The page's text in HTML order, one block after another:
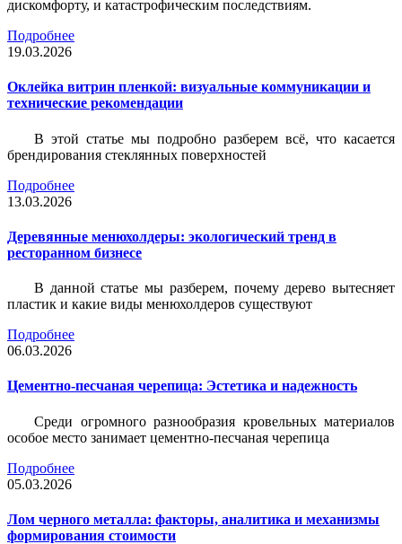
дискомфорту, и катастрофическим последствиям.
Подробнее
19.03.2026
Оклейка витрин пленкой: визуальные коммуникации и
технические рекомендации
В этой статье мы подробно разберем всё, что касается
брендирования стеклянных поверхностей
Подробнее
13.03.2026
Деревянные менюхолдеры: экологический тренд в
ресторанном бизнесе
В данной статье мы разберем, почему дерево вытесняет
пластик и какие виды менюхолдеров существуют
Подробнее
06.03.2026
Цементно-песчаная черепица: Эстетика и надежность
Среди огромного разнообразия кровельных материалов
особое место занимает цементно-песчаная черепица
Подробнее
05.03.2026
Лом черного металла: факторы, аналитика и механизмы
формирования стоимости